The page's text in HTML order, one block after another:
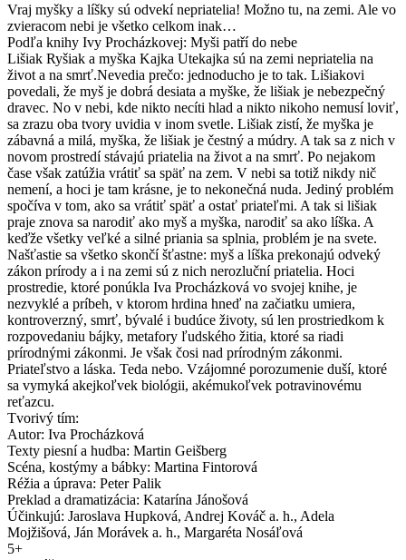
Vraj myšky a líšky sú odvekí nepriatelia! Možno tu, na zemi. Ale vo
zvieracom nebi je všetko celkom inak…
Podľa knihy Ivy Procházkovej: Myši patří do nebe
Lišiak Ryšiak a myška Kajka Utekajka sú na zemi nepriatelia na
život a na smrť.Nevedia prečo: jednoducho je to tak. Lišiakovi
povedali, že myš je dobrá desiata a myške, že lišiak je nebezpečný
dravec. No v nebi, kde nikto necíti hlad a nikto nikoho nemusí loviť,
sa zrazu oba tvory uvidia v inom svetle. Lišiak zistí, že myška je
zábavná a milá, myška, že lišiak je čestný a múdry. A tak sa z nich v
novom prostredí stávajú priatelia na život a na smrť. Po nejakom
čase však zatúžia vrátiť sa späť na zem. V nebi sa totiž nikdy nič
nemení, a hoci je tam krásne, je to nekonečná nuda. Jediný problém
spočíva v tom, ako sa vrátiť späť a ostať priateľmi. A tak si lišiak
praje znova sa narodiť ako myš a myška, narodiť sa ako líška. A
keďže všetky veľké a silné priania sa splnia, problém je na svete.
Našťastie sa všetko skončí šťastne: myš a líška prekonajú odveký
zákon prírody a i na zemi sú z nich nerozluční priatelia. Hoci
prostredie, ktoré ponúkla Iva Procházková vo svojej knihe, je
nezvyklé a príbeh, v ktorom hrdina hneď na začiatku umiera,
kontroverzný, smrť, bývalé i budúce životy, sú len prostriedkom k
rozpovedaniu bájky, metafory ľudského žitia, ktoré sa riadi
prírodnými zákonmi. Je však čosi nad prírodným zákonmi.
Priateľstvo a láska. Teda nebo. Vzájomné porozumenie duší, ktoré
sa vymyká akejkoľvek biológii, akémukoľvek potravinovému
reťazcu.
Tvorivý tím:
Autor: Iva Procházková
Texty piesní a hudba: Martin Geišberg
Scéna, kostýmy a bábky: Martina Fintorová
Réžia a úprava: Peter Palik
Preklad a dramatizácia: Katarína Jánošová
Účinkujú: Jaroslava Hupková, Andrej Kováč a. h., Adela
Mojžišová, Ján Morávek a. h., Margaréta Nosáľová
5+